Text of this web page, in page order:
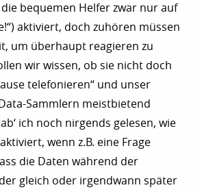
bequemen Helfer zwar nur auf
aktiviert, doch zuhören müssen
um überhaupt reagieren zu
wir wissen, ob sie nicht doch
telefonieren“ und unser
Sammlern meistbietend
ich noch nirgends gelesen, wie
wenn z.B. eine Frage
die Daten während der
gleich oder irgendwann später